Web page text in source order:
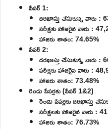
పేపర్ 1:
దరఖాస్తు చేసుకున్న వారు :
పరీక్షకు హాజరైన వారు :
హాజరు శాతం: 74.65%
పేపర్ 2:
దరఖాస్తు చేసుకున్న వారు :
పరీక్షకు హాజరైన వారు :
హాజరు శాతం: 73.48%
రెండు పేపర్లకు (పేపర్ 1&2)
రెండు పేపర్లకు దరఖాస్తు
పరీక్షలకు హాజరైన వారు :
హాజరు శాతం: 76.73%